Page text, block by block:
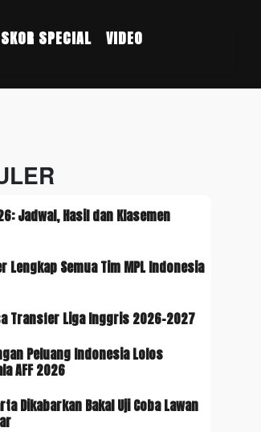
SKOR SPECIAL VIDEO
Jadwal, Hasil dan Klasemen
Lengkap Semua Tim MPL Indonesia
Transfer Liga Inggris 2026-2027
Peluang Indonesia Lolos
AFF 2026
Dikabarkan Bakal Uji Coba Lawan